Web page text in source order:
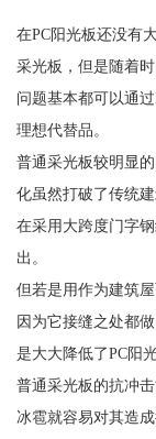
在PC阳光板还没有
采光板，但是随着
问题基本都可以通
理想代替品。
普通采光板较明显
化虽然打破了传统
在采用大跨度门字
出。
但若是用作为建筑
因为它接缝之处都
是大大降低了PC阳
普通采光板的抗冲
冰雹就容易对其造